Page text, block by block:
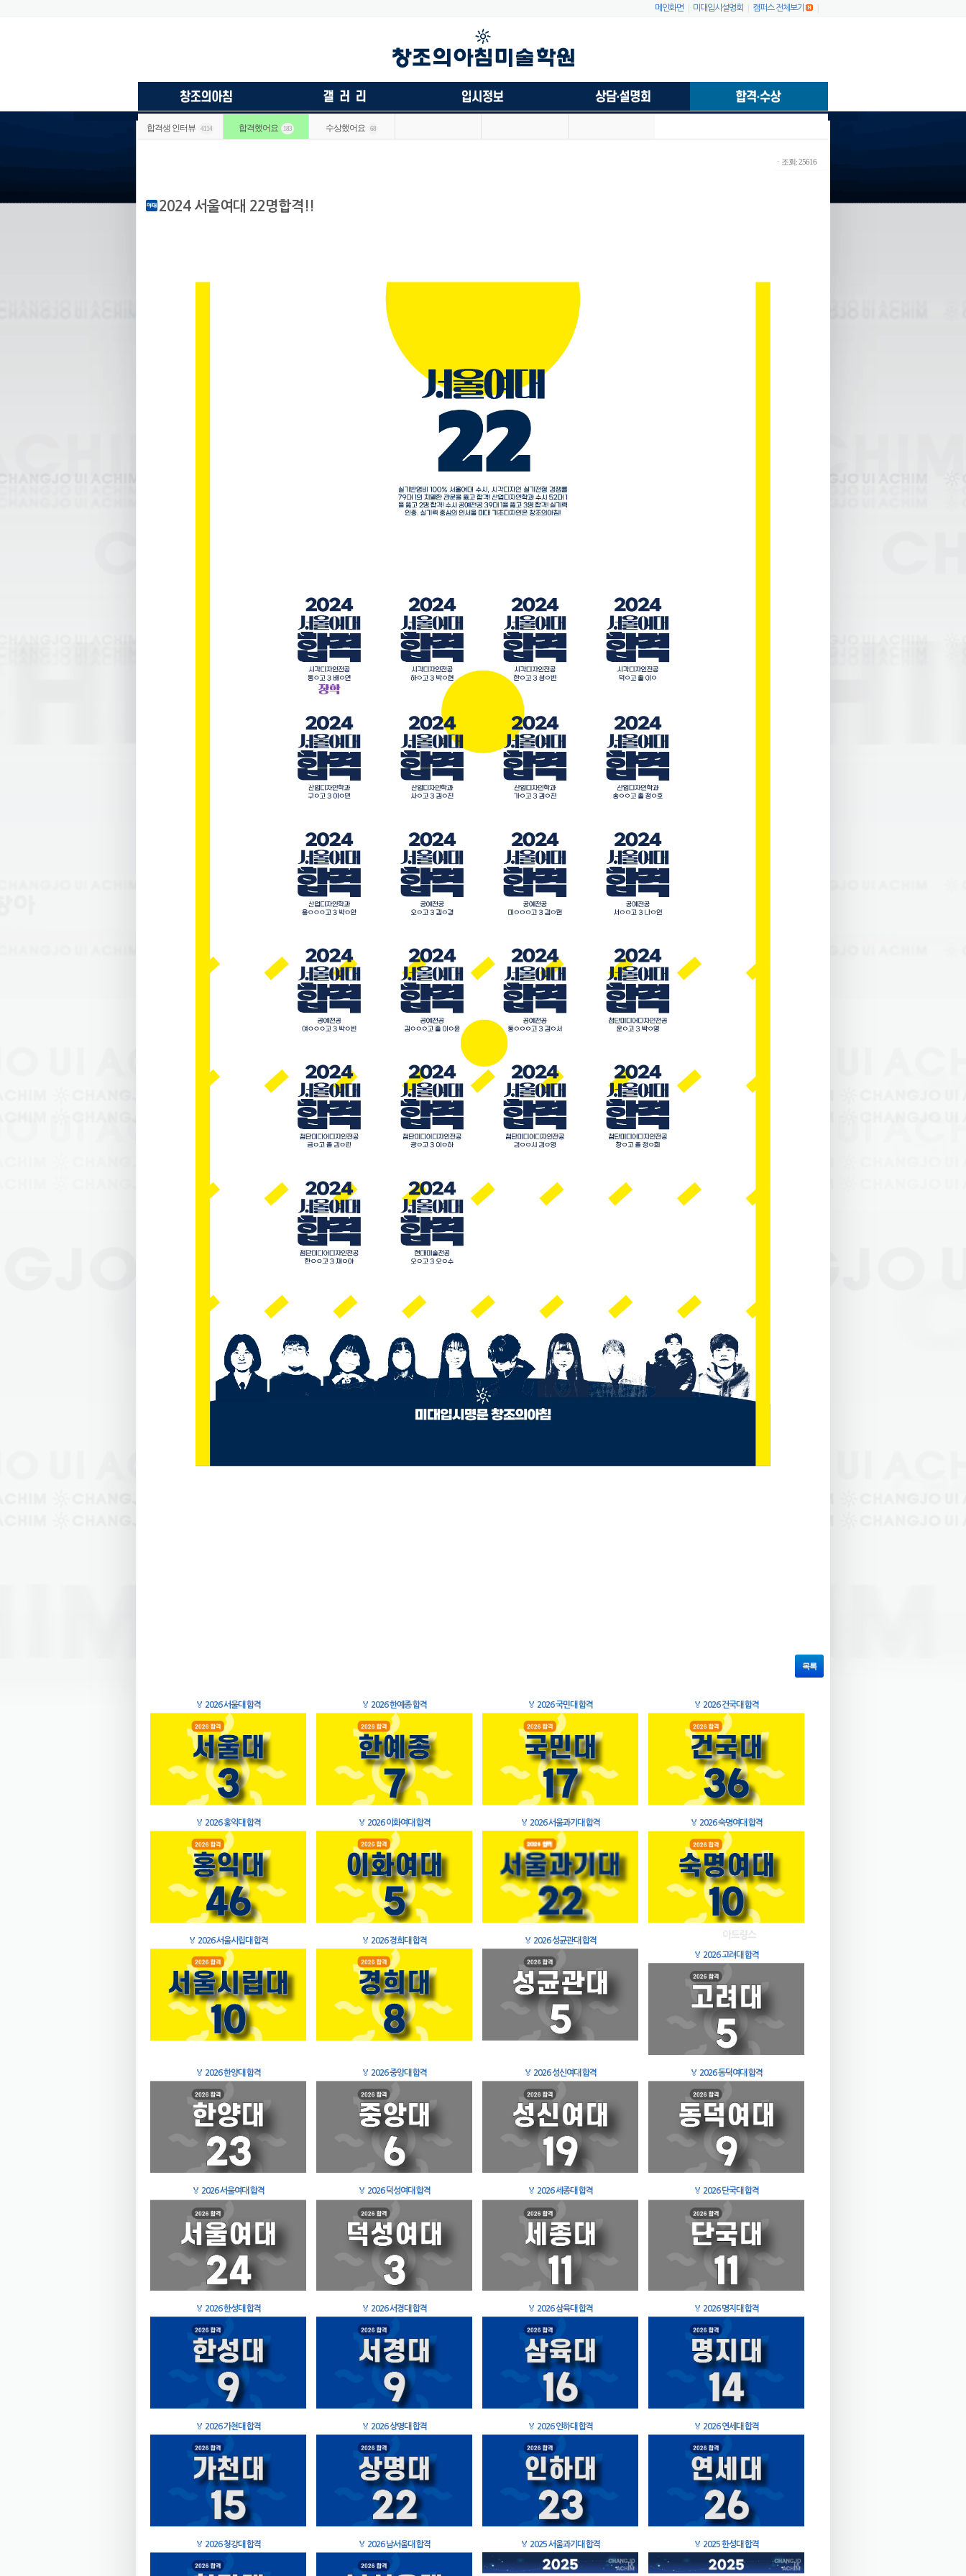
메인화면 미대입시설명회 캠퍼스 전체보기
합격생 인터뷰 4114 합격했어요 183 수상했어요 68
ㆍ조회: 25616
2024 서울여대 22명합격!!
목록
🏅 2026 서울대 합격 🏅 2026 한예종 합격 🏅 2026 국민대 합격 🏅 2026 건국대 합격
🏅 2026 홍익대 합격 🏅 2026 이화여대 합격 🏅 2026 서울과기대 합격 🏅 2026 숙명여대 합격
🏅 2026 서울시립대 합격 🏅 2026 경희대 합격 🏅 2026 성균관대 합격
🏅 2026 고려대 합격
🏅 2026 한양대 합격 🏅 2026 중앙대 합격 🏅 2026 성신여대 합격 🏅 2026 동덕여대 합격
🏅 2026 서울여대 합격 🏅 2026 덕성여대 합격 🏅 2026 세종대 합격 🏅 2026 단국대 합격
🏅 2026 한성대 합격 🏅 2026 서경대 합격 🏅 2026 삼육대 합격 🏅 2026 명지대 합격
🏅 2026 가천대 합격 🏅 2026 상명대 합격 🏅 2026 인하대 합격 🏅 2026 연세대 합격
🏅 2026 청강대 합격 🏅 2026 남서울대 합격 🏅 2025 서울과기대 합격 🏅 2025 한성대 합격